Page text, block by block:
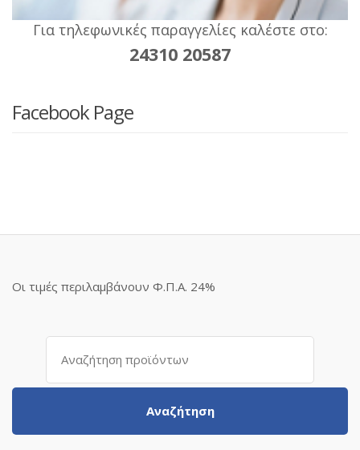
Για τηλεφωνικές παραγγελίες καλέστε στο:
24310 20587
Facebook Page
Οι τιμές περιλαμβάνουν Φ.Π.Α. 24%
Αναζήτηση
Αναζήτηση